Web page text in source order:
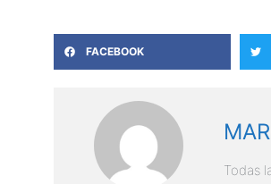
FACEBOOK
Todas